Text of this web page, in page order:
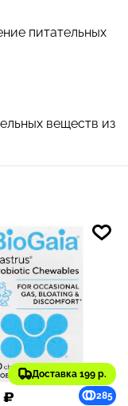
питательных
веществ из
Доставка 199 р.
₽ 285